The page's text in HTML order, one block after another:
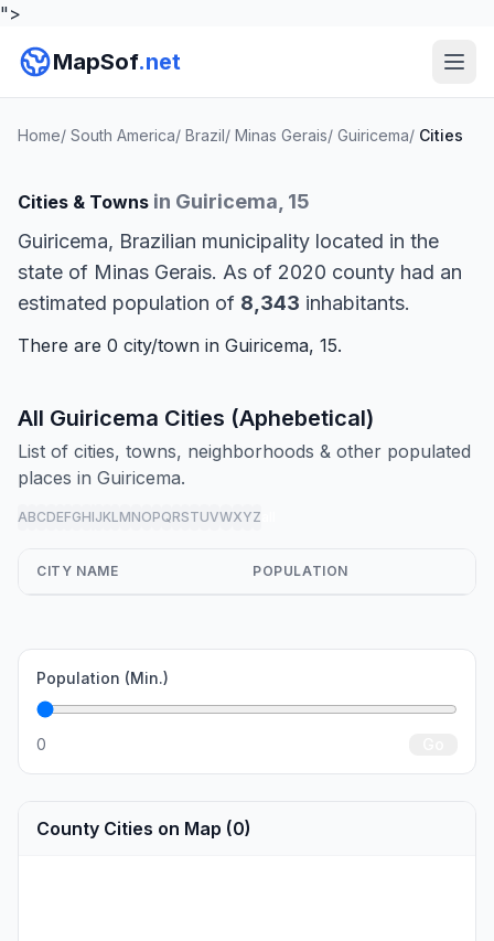
">
MapSof.net
Home/ South America/ Brazil/ Minas Gerais/ Guiricema/ Cities
Cities & Towns in Guiricema, 15
Guiricema, Brazilian municipality located in the
state of Minas Gerais. As of 2020 county had an
estimated population of 8,343 inhabitants.
There are 0 city/town in Guiricema, 15.
All Guiricema Cities (Aphebetical)
List of cities, towns, neighborhoods & other populated
places in Guiricema.
ABCDEFGHIJKLMNOPQRSTUVWXYZ
CITY NAME POPULATION
Population (Min.)
0
County Cities on Map (0)